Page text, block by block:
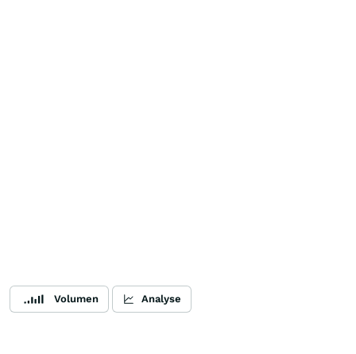
Volumen Analyse